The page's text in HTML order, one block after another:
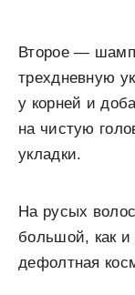
Второе —
трехдневную
у корней и
на чистую
укладки.
На русых
большой, как
дефолтная